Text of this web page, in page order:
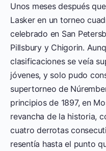
Unos meses después
Lasker en un torneo
celebrado en San
Pillsbury y Chigorin.
clasificaciones se veía
jóvenes, y solo pudo
supertorneo de
principios de 1897, en
revancha de la historia,
cuatro derrotas
resentía hasta el punto